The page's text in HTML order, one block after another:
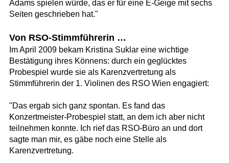
Adams spielen würde, das er für eine E-Geige mit sechs
Seiten geschrieben hat."
Von RSO-Stimmführerin …
Im April 2009 bekam Kristina Suklar eine wichtige
Bestätigung ihres Könnens: durch ein geglücktes
Probespiel wurde sie als Karenzvertretung als
Stimmführerin der 1. Violinen des RSO Wien engagiert:
"Das ergab sich ganz spontan. Es fand das
Konzertmeister-Probespiel statt, an dem ich aber nicht
teilnehmen konnte. Ich rief das RSO-Büro an und dort
sagte man mir, es gäbe noch eine Stelle als
Karenzvertretung.